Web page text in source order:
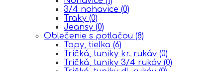
3/4 nohavice (0)
Traky (0)
Jeansy (0)
Oblečenie s potlačou (8)
Topy, tielka (6)
Tričká, tuniky kr. rukáv (0)
Tričká, tuniky 3/4 rukáv (0)